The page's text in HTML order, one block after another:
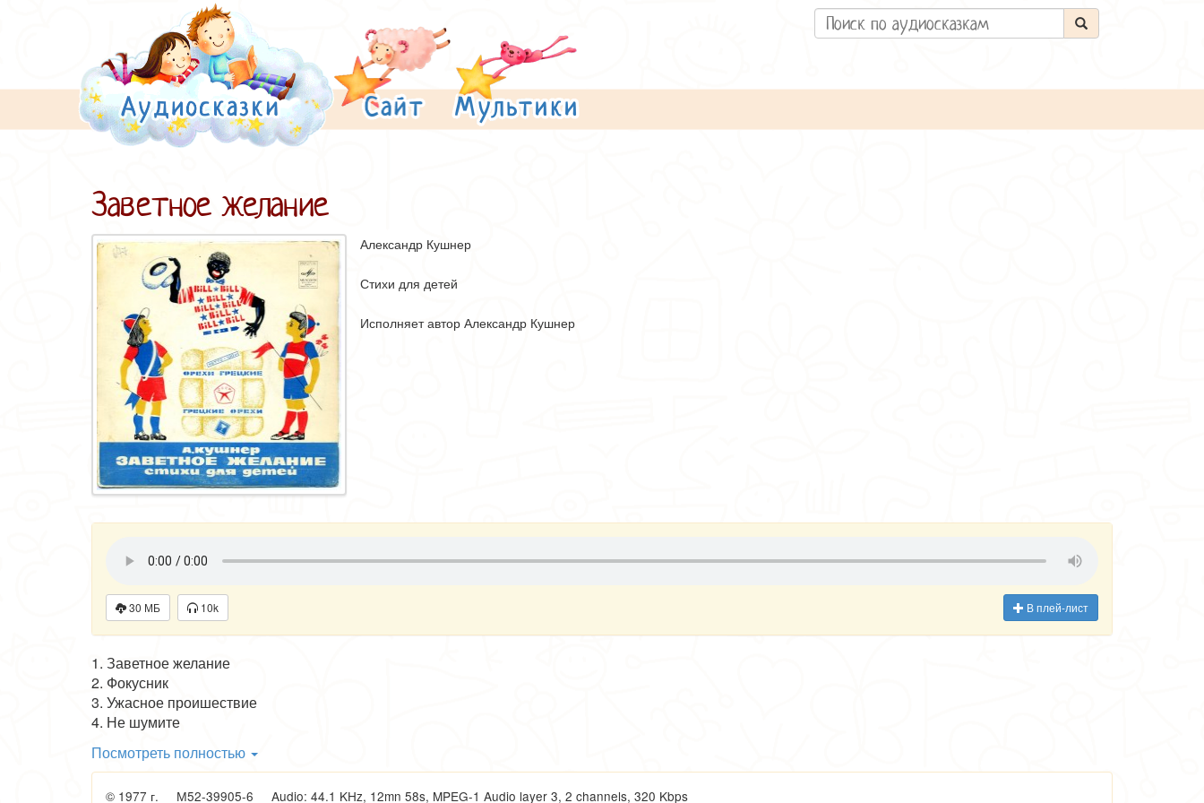
Заветное желание
Александр Кушнер
Стихи для детей
Исполняет автор Александр Кушнер
30 МБ 10k В плей-лист
1. Заветное желание
2. Фокусник
3. Ужасное проишествие
4. Не шумите
6. Кино
7. Игра
Посмотреть полностью
© 1977 г. М52-39905-6 Audio: 44.1 KHz, 12mn 58s, MPEG-1 Audio layer 3, 2 channels, 320 Kbps